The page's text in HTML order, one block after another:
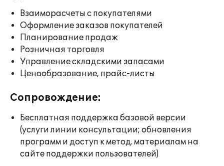
Взаиморасчеты с покупателями
Оформление заказов покупателей
Планирование продаж
Розничная торговля
Управление складскими запасами
Ценообразование, прайс-листы
Сопровождение:
Бесплатная поддержка базовой версии
(услуги линии консультации; обновления
программ и доступ к метод. материалам на
сайте поддержки пользователей)